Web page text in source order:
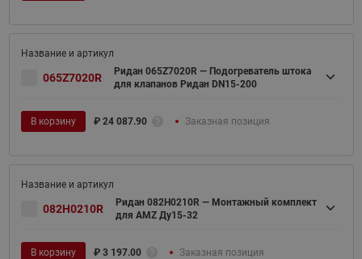
065Z7020R
Ридан 065Z7020R — Подогреватель штока
для клапанов Ридан DN15-200
В корзину ₽ 24 087.90 Заказная позиция
082H0210R
Ридан 082H0210R — Монтажный комплект
для AMZ Ду15-32
В корзину ₽ 3 197.00 Заказная позиция